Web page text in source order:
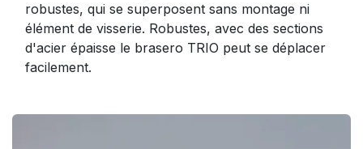
robustes, qui se superposent sans montage ni
élément de visserie. Robustes, avec des sections
d'acier épaisse le brasero TRIO peut se déplacer
facilement.